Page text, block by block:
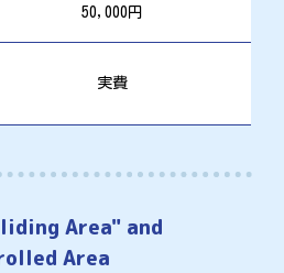
50,000円
実費
Area" and
Area